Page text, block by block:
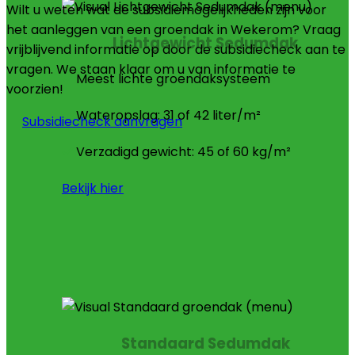
Lichtgewicht Sedumdak
Meest lichte groendaksysteem
Wateropslag: 31 of 42 liter/m²
Verzadigd gewicht: 45 of 60 kg/m²
Bekijk hier
Standaard Sedumdak
Wilt u weten wat de subsidiemogelijkheden zijn voor
het aanleggen van een groendak in Wekerom? Vraag
vrijblijvend informatie op door de subsidiecheck aan te
vragen. We staan klaar om u van informatie te
voorzien!
Subsidiecheck aanvragen